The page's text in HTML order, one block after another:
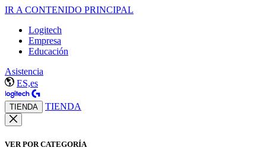
IR A CONTENIDO PRINCIPAL
Logitech
Empresa
Educación
Asistencia
ES,es
TIENDA TIENDA
VER POR CATEGORÍA